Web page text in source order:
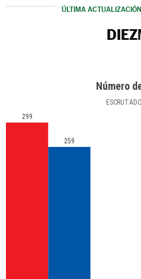
ÚLTIMA
Número
ESCRUTADO
299
259